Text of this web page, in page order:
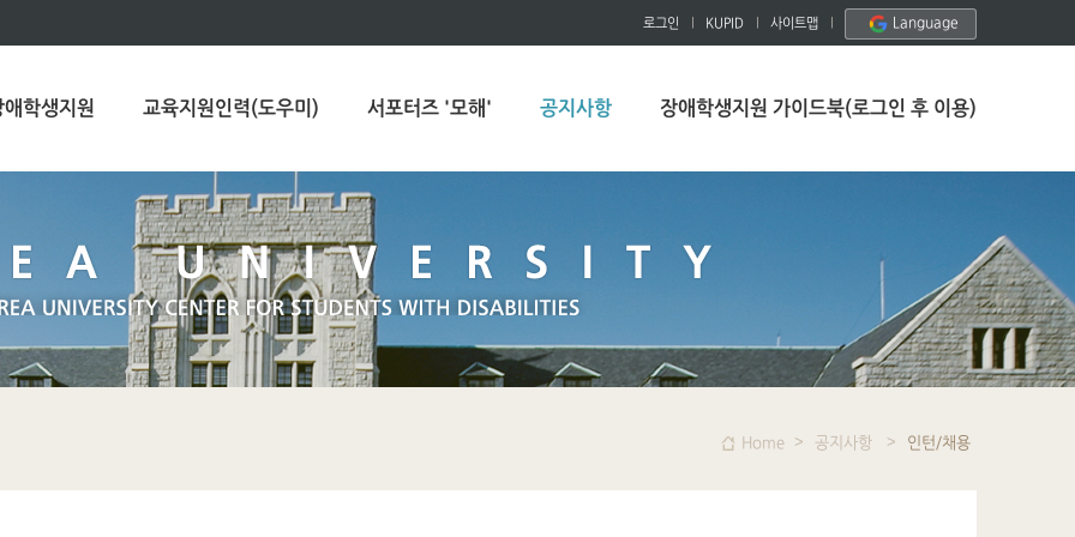
로그인 KUPID 사이트맵 Language
애학생지원 교육지원인력(도우미) 서포터즈 '모해' 공지사항 장애학생지원 가이드북(로그인 후 이용)
Home 공지사항 인턴/채용